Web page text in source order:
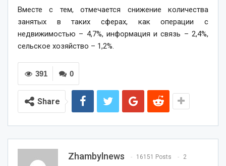
Вместе с тем, отмечается снижение количества
занятых в таких сферах, как операции с
недвижимостью – 4,7%, информация и связь – 2,4%,
сельское хозяйство – 1,2%.
0
391
Share
Zhambylnews 16151 Posts 2